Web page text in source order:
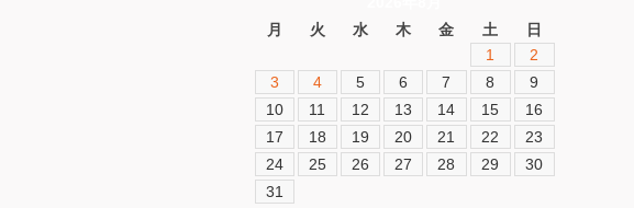
月
火 水 木 金 土
日
1
2
3
4 5 6 7 8
9
10
11 12 13 14 15
16
17
18 19 20 21 22
23
24
25 26 27 28 29
30
31